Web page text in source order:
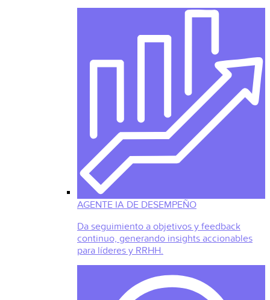
AGENTE IA DE DESEMPEÑO
Da seguimiento a objetivos y feedback
continuo, generando insights accionables
para líderes y RRHH.